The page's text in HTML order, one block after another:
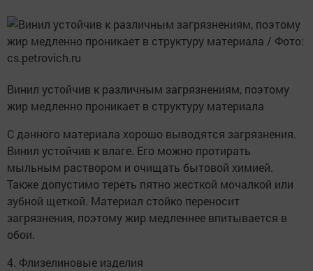
Винил устойчив к различным загрязнениям, поэтому
жир медленно проникает в структуру материала
С данного материала хорошо выводятся загрязнения.
Винил устойчив к влаге. Его можно протирать
мыльным раствором и очищать бытовой химией.
Также допустимо тереть пятно жесткой мочалкой или
зубной щеткой. Материал стойко переносит
загрязнения, поэтому жир медленнее впитывается в
обои.
4. Флизелиновые изделия